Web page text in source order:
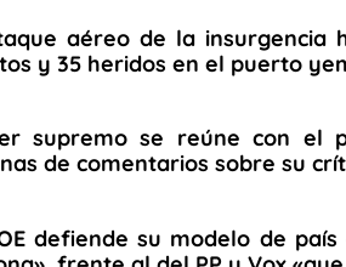
aéreo de la insurgencia
y 35 heridos en el puerto
supremo se reúne con el
de comentarios sobre su
defiende su modelo de